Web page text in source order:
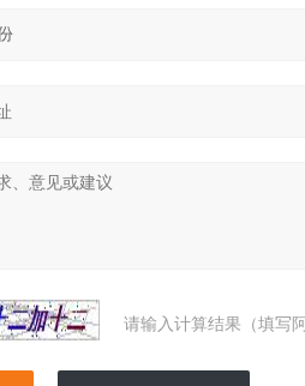
请输入计算结果（填写